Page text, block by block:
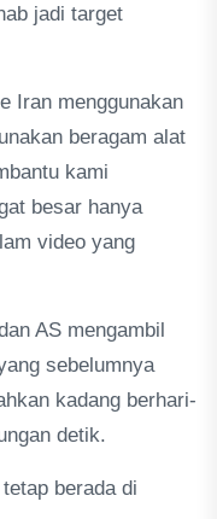
jadi target
Iran menggunakan
beragam alat
kami
besar hanya
video yang
AS mengambil
sebelumnya
kadang berhari-
detik.
berada di